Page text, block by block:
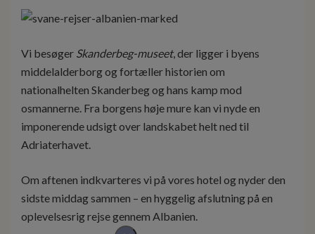
Vi besøger Skanderbeg-museet, der ligger i byens
middelalderborg og fortæller historien om
nationalhelten Skanderbeg og hans kamp mod
osmannerne. Fra borgens høje mure kan vi nyde en
imponerende udsigt over landskabet helt ned til
Adriaterhavet.
Om aftenen indkvarteres vi på vores hotel og nyder den
sidste middag sammen – en hyggelig afslutning på en
oplevelsesrig rejse gennem Albanien.